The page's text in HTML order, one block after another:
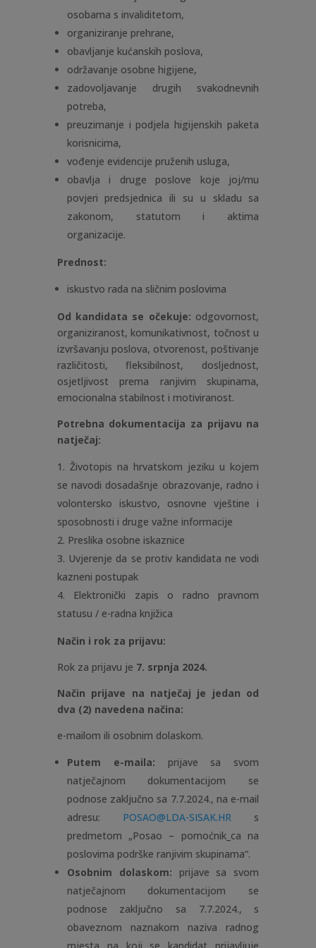
osobama s invaliditetom,
organiziranje prehrane,
obavljanje kućanskih poslova,
održavanje osobne higijene,
zadovoljavanje drugih svakodnevnih
potreba,
preuzimanje i podjela higijenskih paketa
korisnicima,
vođenje evidencije pruženih usluga,
obavlja i druge poslove koje joj/mu
povjeri predsjednica ili su u skladu sa
zakonom, statutom i aktima
organizacije.
Prednost:
iskustvo rada na sličnim poslovima
Od kandidata se očekuje: odgovornost,
organiziranost, komunikativnost, točnost u
izvršavanju poslova, otvorenost, poštivanje
različitosti, fleksibilnost, dosljednost,
osjetljivost prema ranjivim skupinama,
emocionalna stabilnost i motiviranost.
Potrebna dokumentacija za prijavu na
natječaj:
Životopis na hrvatskom jeziku u kojem
se navodi dosadašnje obrazovanje, radno i
volontersko iskustvo, osnovne vještine i
sposobnosti i druge važne informacije
Preslika osobne iskaznice
Uvjerenje da se protiv kandidata ne vodi
kazneni postupak
Elektronički zapis o radno pravnom
statusu / e-radna knjižica
Način i rok za prijavu:
Rok za prijavu je 7. srpnja 2024.
Način prijave na natječaj je jedan od
dva (2) navedena načina:
e-mailom ili osobnim dolaskom.
Putem e-maila: prijave sa svom
natječajnom dokumentacijom se
podnose zaključno sa 7.7.2024., na e-mail
adresu: POSAO@LDA-SISAK.HR s
predmetom „Posao – pomoćnik_ca na
poslovima podrške ranjivim skupinama“.
Osobnim dolaskom: prijave sa svom
natječajnom dokumentacijom se
podnose zaključno sa 7.7.2024., s
obaveznom naznakom naziva radnog
mjesta na koji se kandidat prijavljuje